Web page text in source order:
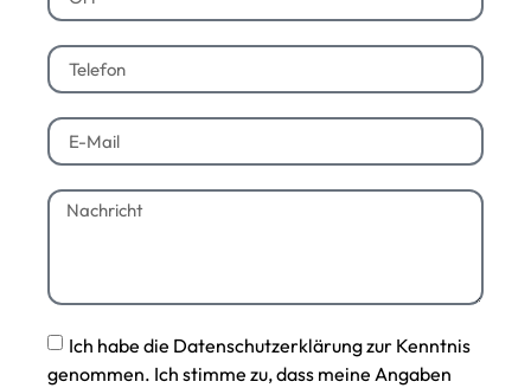
Ich habe die Datenschutzerklärung zur Kenntnis
genommen. Ich stimme zu, dass meine Angaben